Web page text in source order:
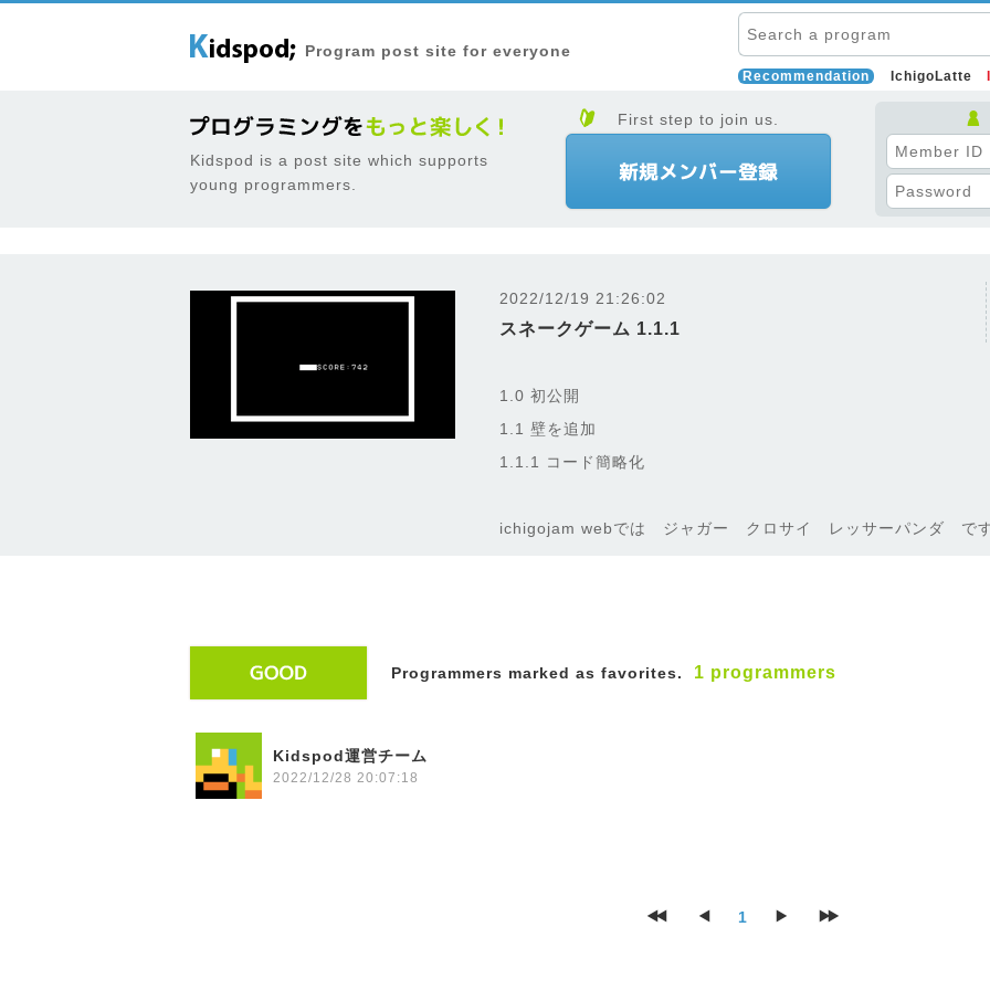
Program post site for everyone
Recommendation IchigoLatte
Kidspod is a post site which supports
young programmers.
First step to join us.
2022/12/19 21:26:02
スネークゲーム 1.1.1
1.0 初公開
1.1 壁を追加
1.1.1 コード簡略化
ichigojam webでは ジャガー クロサイ レッサーパンダ です
Programmers marked as favorites. 1 programmers
Kidspod運営チーム
2022/12/28 20:07:18
1